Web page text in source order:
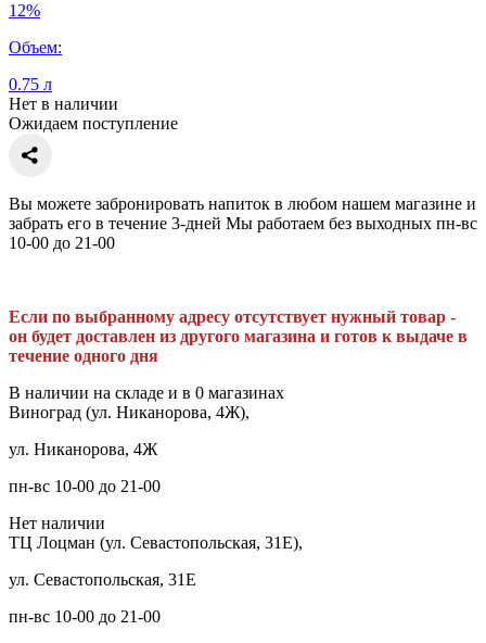
12%
Объем:
0.75 л
Нет в наличии
Ожидаем поступление
Вы можете забронировать напиток в любом нашем магазине и
забрать его в течение 3-дней Мы работаем без выходных пн-вс
10-00 до 21-00
Если по выбранному адресу отсутствует нужный товар -
он будет доставлен из другого магазина и готов к выдаче в
течение одного дня
В наличии на складе и в 0 магазинах
Виноград (ул. Никанорова, 4Ж),
ул. Никанорова, 4Ж
пн-вс 10-00 до 21-00
Нет наличии
ТЦ Лоцман (ул. Севастопольская, 31Е),
ул. Севастопольская, 31Е
пн-вс 10-00 до 21-00